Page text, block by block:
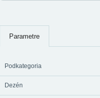
Parametre
Podkategoria
Dezén